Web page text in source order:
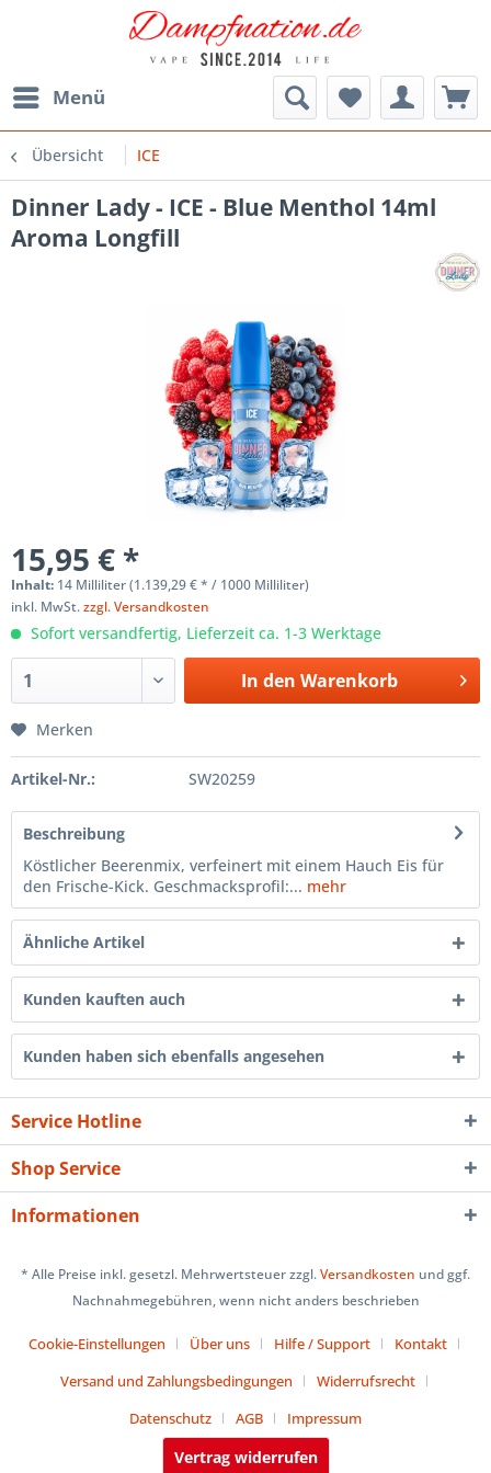
Menü
Übersicht ICE
Dinner Lady - ICE - Blue Menthol 14ml
Aroma Longfill
15,95 € *
Inhalt: 14 Milliliter (1.139,29 € * / 1000 Milliliter)
inkl. MwSt.zzgl. Versandkosten
Sofort versandfertig, Lieferzeit ca. 1-3 Werktage
In den Warenkorb
Merken
Artikel-Nr.: SW20259
Beschreibung
Köstlicher Beerenmix, verfeinert mit einem Hauch Eis für
den Frische-Kick. Geschmacksprofil:... mehr
Ähnliche Artikel
Kunden kauften auch
Kunden haben sich ebenfalls angesehen
Service Hotline
Shop Service
Informationen
* Alle Preise inkl. gesetzl. Mehrwertsteuer zzgl.Versandkosten und ggf.
Nachnahmegebühren, wenn nicht anders beschrieben
Cookie-Einstellungen Über uns Hilfe / Support
Kontakt
Versand und Zahlungsbedingungen
Widerrufsrecht
Datenschutz
AGB Impressum
Vertrag widerrufen